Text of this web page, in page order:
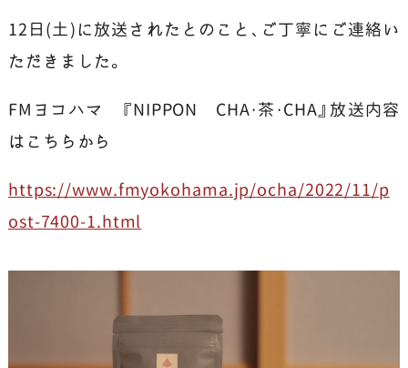
12日(土)に放送されたとのこと、ご丁寧にご連絡い
ただきました。
FMヨコハマ 『NIPPON CHA・茶・CHA』放送内容
はこちらから
https://www.fmyokohama.jp/ocha/2022/11/p
ost-7400-1.html